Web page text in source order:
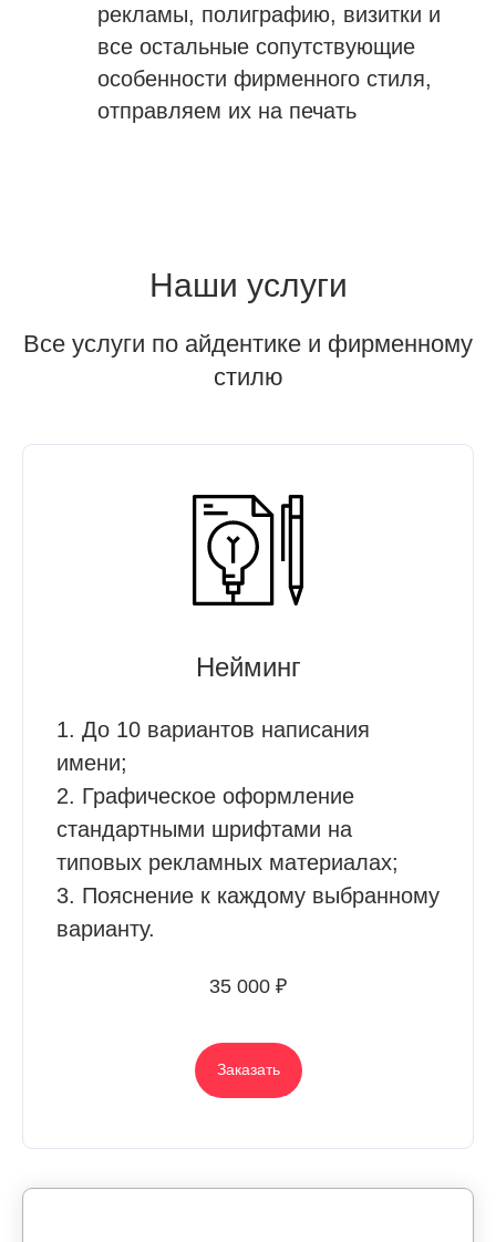
рекламы, полиграфию, визитки и
все остальные сопутствующие
особенности фирменного стиля,
отправляем их на печать
Наши услуги
Все услуги по айдентике и фирменному
стилю
Нейминг
1. До 10 вариантов написания
имени;
2. Графическое оформление
стандартными шрифтами на
типовых рекламных материалах;
3. Пояснение к каждому выбранному
варианту.
35 000 ₽
Заказать